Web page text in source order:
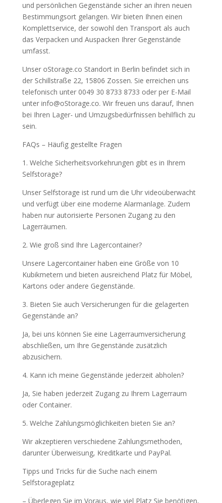
und persönlichen Gegenstände sicher an ihren neuen
Bestimmungsort gelangen. Wir bieten Ihnen einen
Komplettservice, der sowohl den Transport als auch
das Verpacken und Auspacken Ihrer Gegenstände
umfasst.
Unser oStorage.co Standort in Berlin befindet sich in
der Schillstraße 22, 15806 Zossen. Sie erreichen uns
telefonisch unter 0049 30 8733 8733 oder per E-Mail
unter info@oStorage.co. Wir freuen uns darauf, Ihnen
bei Ihren Lager- und Umzugsbedürfnissen behilflich zu
sein.
FAQs – Häufig gestellte Fragen
1. Welche Sicherheitsvorkehrungen gibt es in Ihrem
Selfstorage?
Unser Selfstorage ist rund um die Uhr videoüberwacht
und verfügt über eine moderne Alarmanlage. Zudem
haben nur autorisierte Personen Zugang zu den
Lagerräumen.
2. Wie groß sind Ihre Lagercontainer?
Unsere Lagercontainer haben eine Größe von 10
Kubikmetern und bieten ausreichend Platz für Möbel,
Kartons oder andere Gegenstände.
3. Bieten Sie auch Versicherungen für die gelagerten
Gegenstände an?
Ja, bei uns können Sie eine Lagerraumversicherung
abschließen, um Ihre Gegenstände zusätzlich
abzusichern.
4. Kann ich meine Gegenstände jederzeit abholen?
Ja, Sie haben jederzeit Zugang zu Ihrem Lagerraum
oder Container.
5. Welche Zahlungsmöglichkeiten bieten Sie an?
Wir akzeptieren verschiedene Zahlungsmethoden,
darunter Überweisung, Kreditkarte und PayPal.
Tipps und Tricks für die Suche nach einem
Selfstorageplatz
– Überlegen Sie im Voraus, wie viel Platz Sie benötigen,